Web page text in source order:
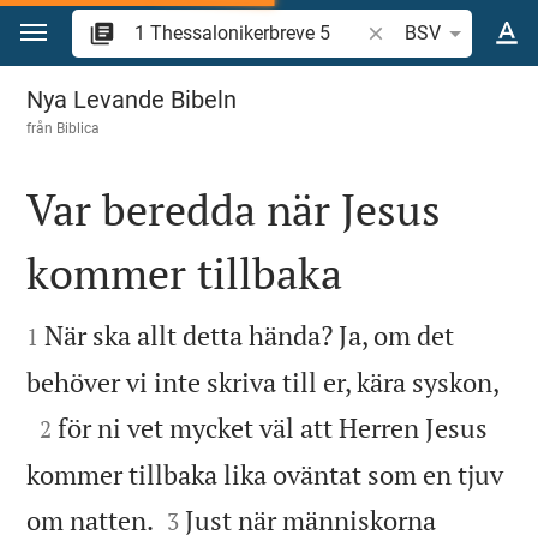
Hoppa till innehåll
Sök bibelvers eller
BSV
1 Thessalonikerbreve 5
Nya Levande Bibeln
från Biblica

Var beredda när Jesus
kommer tillbaka

1 När ska allt detta hända? Ja, om det
behöver vi inte skriva till er, kära syskon,

2 för ni vet mycket väl att Herren Jesus
kommer tillbaka lika oväntat som en tjuv
om natten. 

3 Just när människorna